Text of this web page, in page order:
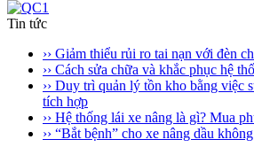
Tin tức
›› Giảm thiểu rủi ro tai nạn với đèn
›› Cách sửa chữa và khắc phục hệ
›› Duy trì quản lý tồn kho bằng việc
tích hợp
›› Hệ thống lái xe nâng là gì? Mua
›› “Bắt bệnh” cho xe nâng dầu